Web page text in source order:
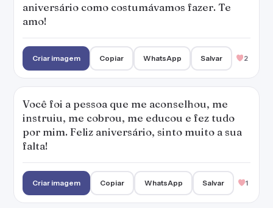
aniversário como costumávamos fazer. Te
amo!
Criar imagem Copiar WhatsApp Salvar 2
Você foi a pessoa que me aconselhou, me
instruiu, me cobrou, me educou e fez tudo
por mim. Feliz aniversário, sinto muito a sua
falta!
Criar imagem Copiar WhatsApp Salvar 1